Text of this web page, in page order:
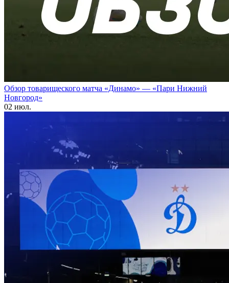
Обзор товарищеского матча «Динамо» — «Пари Нижний
Новгород»
02 июл.